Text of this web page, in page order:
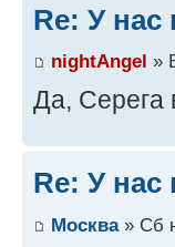
Re: У нас
nightAngel »
Да, Серега
Re: У нас
Москва» Сб